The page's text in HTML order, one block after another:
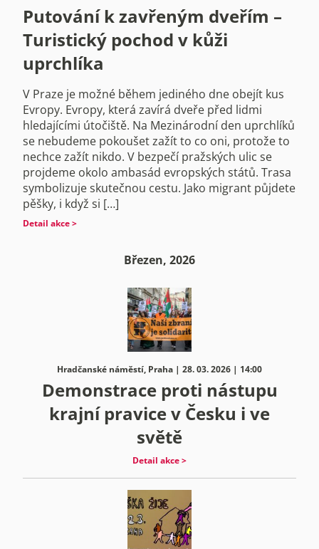
Putování k zavřeným dveřím –
Turistický pochod v kůži
uprchlíka
V Praze je možné během jediného dne obejít kus
Evropy. Evropy, která zavírá dveře před lidmi
hledajícími útočiště. Na Mezinárodní den uprchlíků
se nebudeme pokoušet zažít to co oni, protože to
nechce zažít nikdo. V bezpečí pražských ulic se
projdeme okolo ambasád evropských států. Trasa
symbolizuje skutečnou cestu. Jako migrant půjdete
pěšky, i když si […]
Detail akce >
Březen, 2026
Hradčanské náměstí, Praha | 28. 03. 2026 | 14:00
Demonstrace proti nástupu
krajní pravice v Česku i ve
světě
Detail akce >